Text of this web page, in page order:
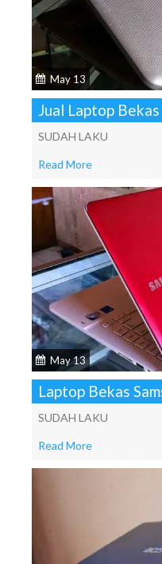
May 13
Jual Laptop
SUDAH LAKU
Read More
May 13
Laptop Bekas
SUDAH LAKU
Read More